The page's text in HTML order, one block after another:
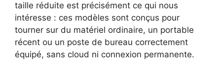
taille réduite est précisément ce qui nous
intéresse : ces modèles sont conçus pour
tourner sur du matériel ordinaire, un portable
récent ou un poste de bureau correctement
équipé, sans cloud ni connexion permanente.